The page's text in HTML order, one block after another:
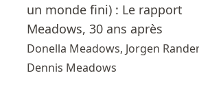
un monde fini) : Le rapport
Meadows, 30 ans après
Donella Meadows, Jorgen
Dennis Meadows